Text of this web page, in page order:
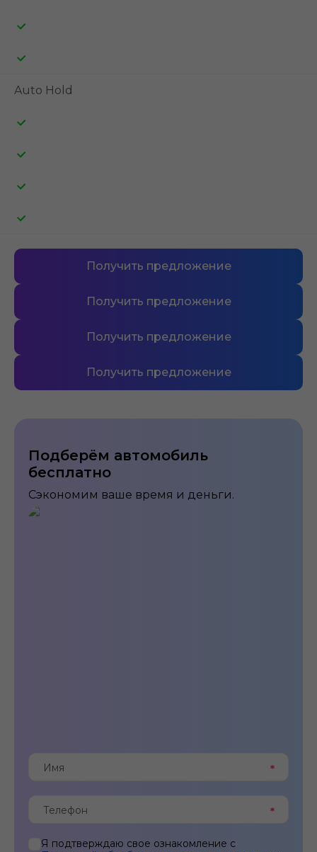
Auto Hold
Получить предложение
Получить предложение
Получить предложение
Получить предложение
Подберём автомобиль
бесплатно
Сэкономим ваше время и деньги.
Я подтверждаю свое ознакомление с